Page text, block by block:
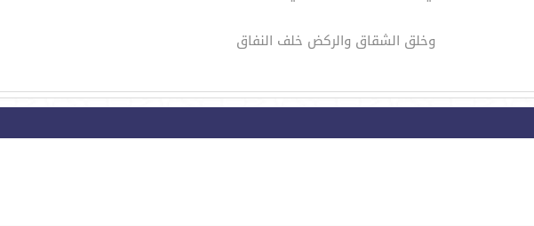
وخلق الشقاق والركض خلف النفاق